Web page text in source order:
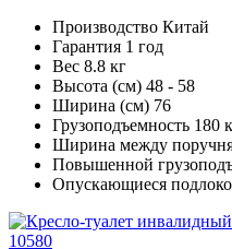
Производство Китай
Гарантия 1 год
Вес 8.8 кг
Высота (см) 48 - 58
Ширина (см) 76
Грузоподъемность 180
Ширина между
Повышенной
Опускающиеся